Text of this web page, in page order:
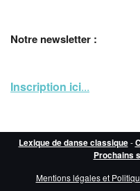
Notre newsletter :
Inscription ici...
Lexique de danse classique-
Prochains
Mentions légales et